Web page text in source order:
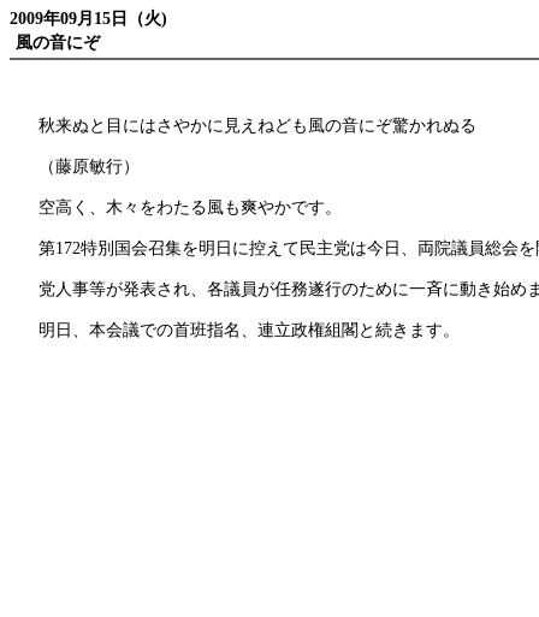
2009年09月15日（火)
風の音にぞ
秋来ぬと目にはさやかに見えねども風の音にぞ驚かれぬる
（藤原敏行）
空高く、木々をわたる風も爽やかです。
第172特別国会召集を明日に控えて民主党は今日、両院議員総会
党人事等が発表され、各議員が任務遂行のために一斉に動き始め
明日、本会議での首班指名、連立政権組閣と続きます。